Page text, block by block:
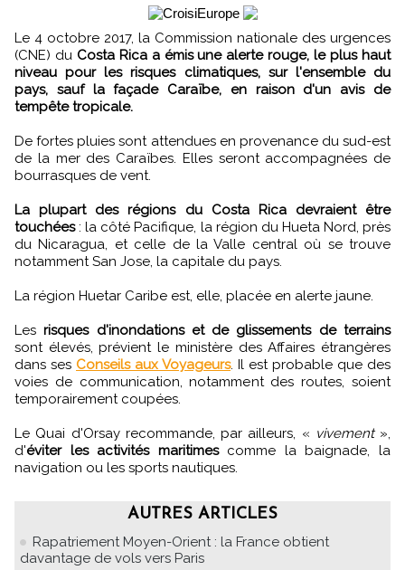
Le 4 octobre 2017, la Commission nationale des urgences
(CNE) du Costa Rica a émis une alerte rouge, le plus haut
niveau pour les risques climatiques, sur l'ensemble du
pays, sauf la façade Caraïbe, en raison d'un avis de
tempête tropicale.
De fortes pluies sont attendues en provenance du sud-est
de la mer des Caraïbes. Elles seront accompagnées de
bourrasques de vent.
La plupart des régions du Costa Rica devraient être
touchées: la côté Pacifique, la région du Hueta Nord, près
du Nicaragua, et celle de la Valle central où se trouve
notamment San Jose, la capitale du pays.
La région Huetar Caribe est, elle, placée en alerte jaune.
Lesrisques d'inondations et de glissements de terrains
sont élevés, prévient le ministère des Affaires étrangères
dans ses Conseils aux Voyageurs. Il est probable que des
voies de communication, notamment des routes, soient
temporairement coupées.
Le Quai d'Orsay recommande, par ailleurs, « vivement»,
d'éviter les activités maritimescomme la baignade, la
navigation ou les sports nautiques.
AUTRES ARTICLES
Rapatriement Moyen-Orient : la France obtient
davantage de vols vers Paris